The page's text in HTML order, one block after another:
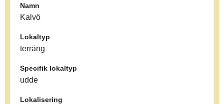
Namn
Kalvö
Lokaltyp
terräng
Specifik lokaltyp
udde
Lokalisering